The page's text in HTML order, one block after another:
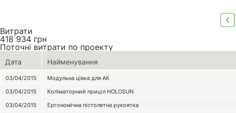
Витрати
418 934 грн
Поточні витрати по проекту
Дата Найменування
03/04/2015 Модульна цівка для АК
03/04/2015
Коліматорний приціл HOLOSUN
03/04/2015
Ергономічна пістолетна рукоятка